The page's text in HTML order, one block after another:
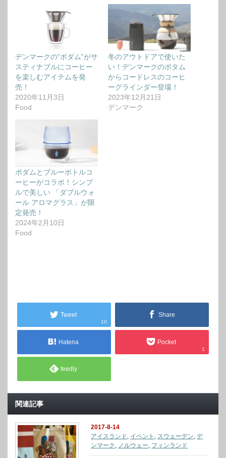
デンマークの”ボダム”がサ
スティナブルにコーヒー
を楽しむアイテムを発
売！
2020年11月3日
Food
冬のアウトドアで使いた
い！デンマークのボタム
からコードレスのコーヒ
ーグラインダー登場！
2023年12月21日
デンマーク
ボダムとブルーボトルコ
ーヒーがコラボ！シンプ
ルで美しい 「ダブルウォ
ール アロマグラス」が限
定発売！
2024年2月10日
Food
Tweet
10
Share
Hatena Pocket
1
feedly
関連記事
2017-8-14
アイスランド, イベント , スウェーデン,デ
ンマーク , ノルウェー, フィンランド